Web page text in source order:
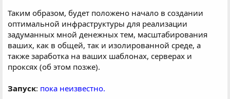
Таким образом, будет положено начало в создании
оптимальной инфраструктуры для реализации
задуманных мной денежных тем, масштабирования
ваших, как в общей, так и изолированной среде, а
также заработка на ваших шаблонах, серверах и
проксях (об этом позже).
Запуск: пока неизвестно.